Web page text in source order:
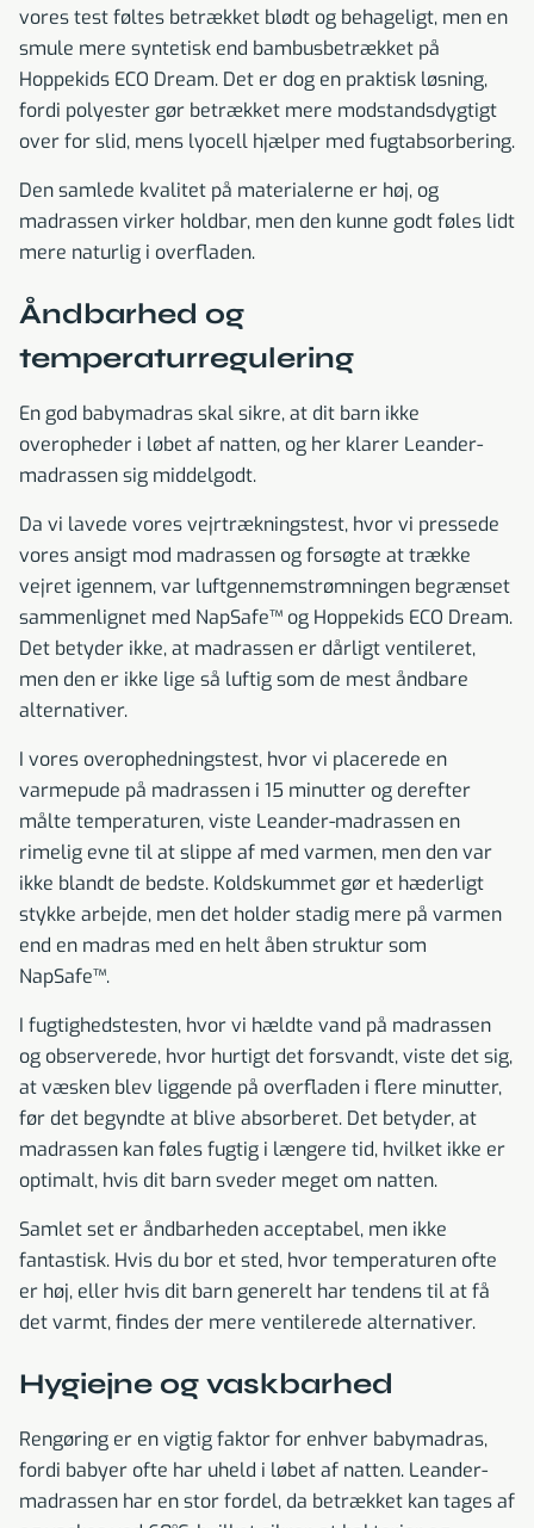
vores test føltes betrækket blødt og behageligt, men en
smule mere syntetisk end bambusbetrækket på
Hoppekids ECO Dream. Det er dog en praktisk løsning,
fordi polyester gør betrækket mere modstandsdygtigt
over for slid, mens lyocell hjælper med fugtabsorbering.
Den samlede kvalitet på materialerne er høj, og
madrassen virker holdbar, men den kunne godt føles lidt
mere naturlig i overfladen.
Åndbarhed og
temperaturregulering
En god babymadras skal sikre, at dit barn ikke
overopheder i løbet af natten, og her klarer Leander-
madrassen sig middelgodt.
Da vi lavede vores vejrtrækningstest, hvor vi pressede
vores ansigt mod madrassen og forsøgte at trække
vejret igennem, var luftgennemstrømningen begrænset
sammenlignet med NapSafe™ og Hoppekids ECO Dream.
Det betyder ikke, at madrassen er dårligt ventileret,
men den er ikke lige så luftig som de mest åndbare
alternativer.
I vores overophedningstest, hvor vi placerede en
varmepude på madrassen i 15 minutter og derefter
målte temperaturen, viste Leander-madrassen en
rimelig evne til at slippe af med varmen, men den var
ikke blandt de bedste. Koldskummet gør et hæderligt
stykke arbejde, men det holder stadig mere på varmen
end en madras med en helt åben struktur som
NapSafe™.
I fugtighedstesten, hvor vi hældte vand på madrassen
og observerede, hvor hurtigt det forsvandt, viste det sig,
at væsken blev liggende på overfladen i flere minutter,
før det begyndte at blive absorberet. Det betyder, at
madrassen kan føles fugtig i længere tid, hvilket ikke er
optimalt, hvis dit barn sveder meget om natten.
Samlet set er åndbarheden acceptabel, men ikke
fantastisk. Hvis du bor et sted, hvor temperaturen ofte
er høj, eller hvis dit barn generelt har tendens til at få
det varmt, findes der mere ventilerede alternativer.
Hygiejne og vaskbarhed
Rengøring er en vigtig faktor for enhver babymadras,
fordi babyer ofte har uheld i løbet af natten. Leander-
madrassen har en stor fordel, da betrækket kan tages af